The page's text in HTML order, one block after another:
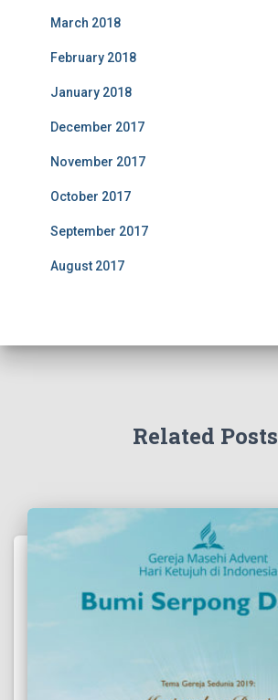
March 2018
February 2018
January 2018
December 2017
November 2017
October 2017
September 2017
August 2017
Related Posts